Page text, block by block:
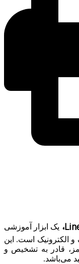
یک ابزار آموزشی
و الکترونیک است. این
قادر به تشخیص و
می‌باشد.